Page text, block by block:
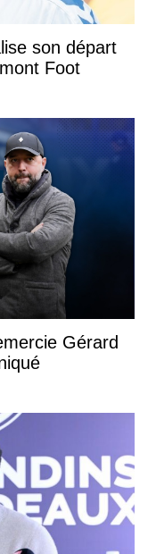
son départ
Foot
Gérard